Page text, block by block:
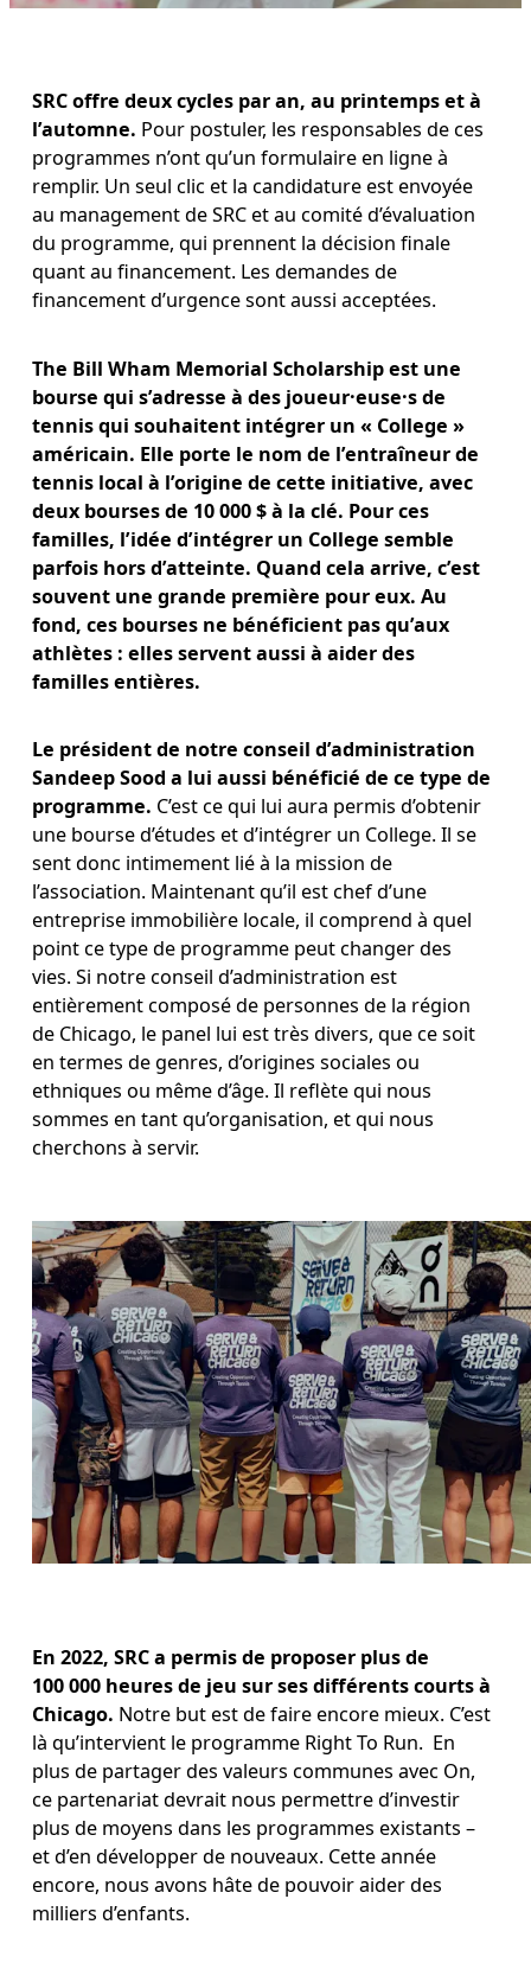
SRC offre deux cycles par an, au printemps et à
l’automne. Pour postuler, les responsables de ces
programmes n’ont qu’un formulaire en ligne à
remplir. Un seul clic et la candidature est envoyée
au management de SRC et au comité d’évaluation
du programme, qui prennent la décision finale
quant au financement. Les demandes de
financement d’urgence sont aussi acceptées.
The Bill Wham Memorial Scholarship est une
bourse qui s’adresse à des joueur·euse·s de
tennis qui souhaitent intégrer un « College »
américain. Elle porte le nom de l’entraîneur de
tennis local à l’origine de cette initiative, avec
deux bourses de 10 000 $ à la clé. Pour ces
familles, l’idée d’intégrer un College semble
parfois hors d’atteinte. Quand cela arrive, c’est
souvent une grande première pour eux. Au
fond, ces bourses ne bénéficient pas qu’aux
athlètes : elles servent aussi à aider des
familles entières.
Le président de notre conseil d’administration
Sandeep Sood a lui aussi bénéficié de ce type de
programme. C’est ce qui lui aura permis d’obtenir
une bourse d’études et d’intégrer un College. Il se
sent donc intimement lié à la mission de
l’association. Maintenant qu’il est chef d’une
entreprise immobilière locale, il comprend à quel
point ce type de programme peut changer des
vies. Si notre conseil d’administration est
entièrement composé de personnes de la région
de Chicago, le panel lui est très divers, que ce soit
en termes de genres, d’origines sociales ou
ethniques ou même d’âge. Il reflète qui nous
sommes en tant qu’organisation, et qui nous
cherchons à servir.
En 2022, SRC a permis de proposer plus de
100 000 heures de jeu sur ses différents courts à
Chicago. Notre but est de faire encore mieux. C’est
là qu’intervient le programme Right To Run.  En
plus de partager des valeurs communes avec On,
ce partenariat devrait nous permettre d’investir
plus de moyens dans les programmes existants –
et d’en développer de nouveaux. Cette année
encore, nous avons hâte de pouvoir aider des
milliers d’enfants.